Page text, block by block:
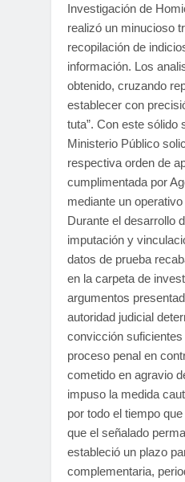
Investigación de
realizó un minucioso
recopilación de
información. Los
obtenido, cruzando
establecer con
tuta”. Con este sólido
Ministerio Público
respectiva orden de
cumplimentada por
mediante un
Durante el desarrollo
imputación y
datos de prueba
en la carpeta de
argumentos
autoridad judicial
convicción
proceso penal en
cometido en agravio
impuso la medida
por todo el tiempo
que el señalado
estableció un plazo
complementaria,